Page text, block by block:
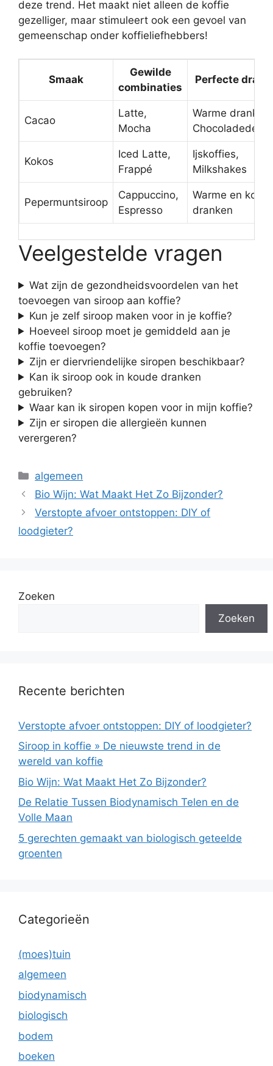
deze trend. Het maakt niet alleen de koffie
gezelliger, maar stimuleert ook een gevoel van
gemeenschap onder koffieliefhebbers!
Smaak
Gewilde
combinaties
Perfecte
Cacao
Latte,
Mocha
Warme dranken,
Kokos
Iced Latte,
Frappé
Ijskoffies,
Milkshakes
Pepermuntsiroop
Cappuccino,
Espresso
Warme en
dranken
Veelgestelde vragen
Wat zijn de gezondheidsvoordelen van het
toevoegen van siroop aan koffie?
Kun je zelf siroop maken voor in je koffie?
Hoeveel siroop moet je gemiddeld aan je
koffie toevoegen?
Zijn er diervriendelijke siropen beschikbaar?
Kan ik siroop ook in koude dranken
gebruiken?
Waar kan ik siropen kopen voor in mijn koffie?
Zijn er siropen die allergieën kunnen
verergeren?
Categorieën
algemeen
Bio Wijn: Wat Maakt Het Zo Bijzonder?
Verstopte afvoer ontstoppen: DIY of
loodgieter?
Zoeken
Zoeken
Recente berichten
Verstopte afvoer ontstoppen: DIY of loodgieter?
Siroop in koffie » De nieuwste trend in de
wereld van koffie
Bio Wijn: Wat Maakt Het Zo Bijzonder?
De Relatie Tussen Biodynamisch Telen en de
Volle Maan
5 gerechten gemaakt van biologisch geteelde
groenten
Categorieën
(moes)tuin
algemeen
biodynamisch
biologisch
bodem
boeken